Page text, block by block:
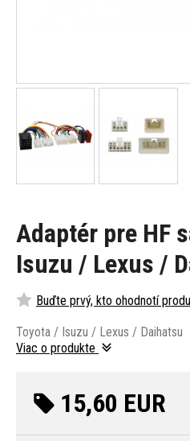
Adaptér pre HF
Isuzu / Lexus /
Buďte prvý, kto ohodnotí
Toyota / Isuzu / Lexus / Daihatsu
Viac o produkte
15,60 EUR